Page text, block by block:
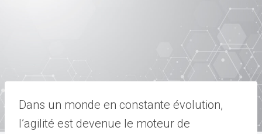
Dans un monde en constante évolution,
l’agilité est devenue le moteur de